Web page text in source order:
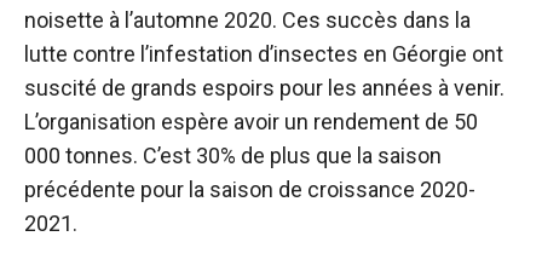
noisette à l’automne 2020. Ces succès dans la
lutte contre l’infestation d’insectes en Géorgie ont
suscité de grands espoirs pour les années à venir.
L’organisation espère avoir un rendement de 50
000 tonnes. C’est 30% de plus que la saison
précédente pour la saison de croissance 2020-
2021.